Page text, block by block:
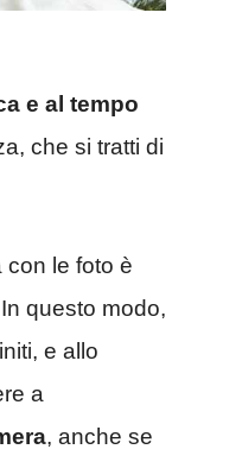
e al tempo
che si tratti di
con le foto è
questo modo,
e allo
a
, anche se